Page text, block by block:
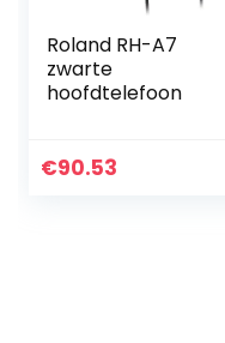
Roland RH-A7
zwarte
hoofdtelefoon
€90.53